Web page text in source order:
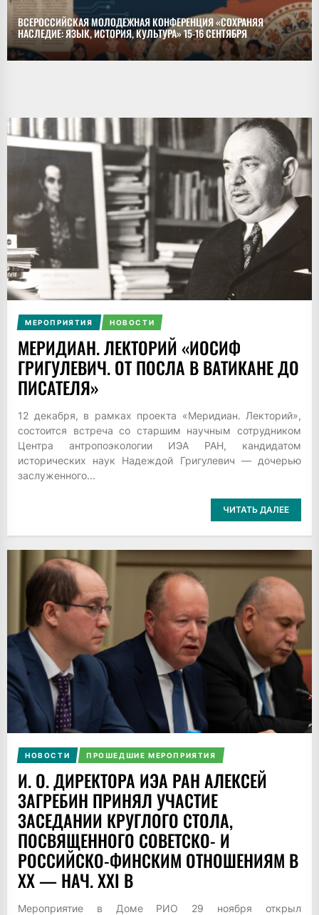
ВСЕРОССИЙСКАЯ МОЛОДЕЖНАЯ КОНФЕРЕНЦИЯ «СОХРАНЯЯ
НАСЛЕДИЕ: ЯЗЫК, ИСТОРИЯ, КУЛЬТУРА» 15-16 СЕНТЯБРЯ
МЕРОПРИЯТИЯ НОВОСТИ
МЕРИДИАН. ЛЕКТОРИЙ «ИОСИФ
ГРИГУЛЕВИЧ. ОТ ПОСЛА В ВАТИКАНЕ ДО
ПИСАТЕЛЯ»
12 декабря, в рамках проекта «Меридиан. Лекторий»,
состоится встреча со старшим научным сотрудником
Центра антропоэкологии ИЭА РАН, кандидатом
исторических наук Надеждой Григулевич — дочерью
заслуженного...
ЧИТАТЬ ДАЛЕЕ
НОВОСТИ ПРОШЕДШИЕ МЕРОПРИЯТИЯ
И. О. ДИРЕКТОРА ИЭА РАН АЛЕКСЕЙ
ЗАГРЕБИН ПРИНЯЛ УЧАСТИЕ
ЗАСЕДАНИИ КРУГЛОГО СТОЛА,
ПОСВЯЩЕННОГО СОВЕТСКО- И
РОССИЙСКО-ФИНСКИМ ОТНОШЕНИЯМ В
XX — НАЧ. XXI В
Мероприятие в Доме РИО 29 ноября открыл